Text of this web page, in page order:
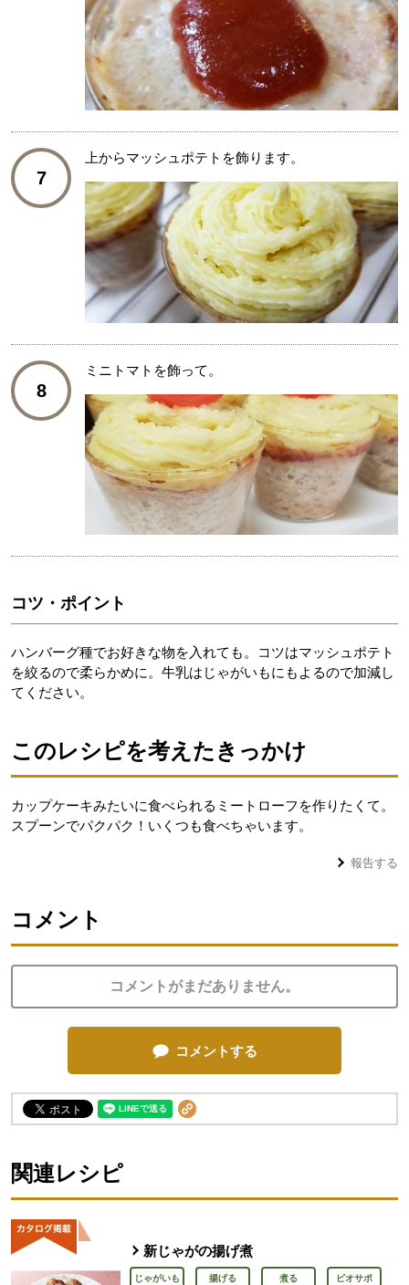
7
上からマッシュポテトを飾ります。
8
ミニトマトを飾って。
コツ・ポイント
ハンバーグ種でお好きな物を入れても。コツはマッシュポテト
を絞るので柔らかめに。牛乳はじゃがいもにもよるので加減し
てください。
このレシピを考えたきっかけ
カップケーキみたいに食べられるミートローフを作りたくて。
スプーンでパクパク！いくつも食べちゃいます。
報告する
コメント
コメントがまだありません。
コメントする
関連レシピ
新じゃがの揚げ煮
じゃがいも 揚げる 煮る ビオサポ